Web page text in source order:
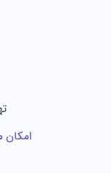
امکان